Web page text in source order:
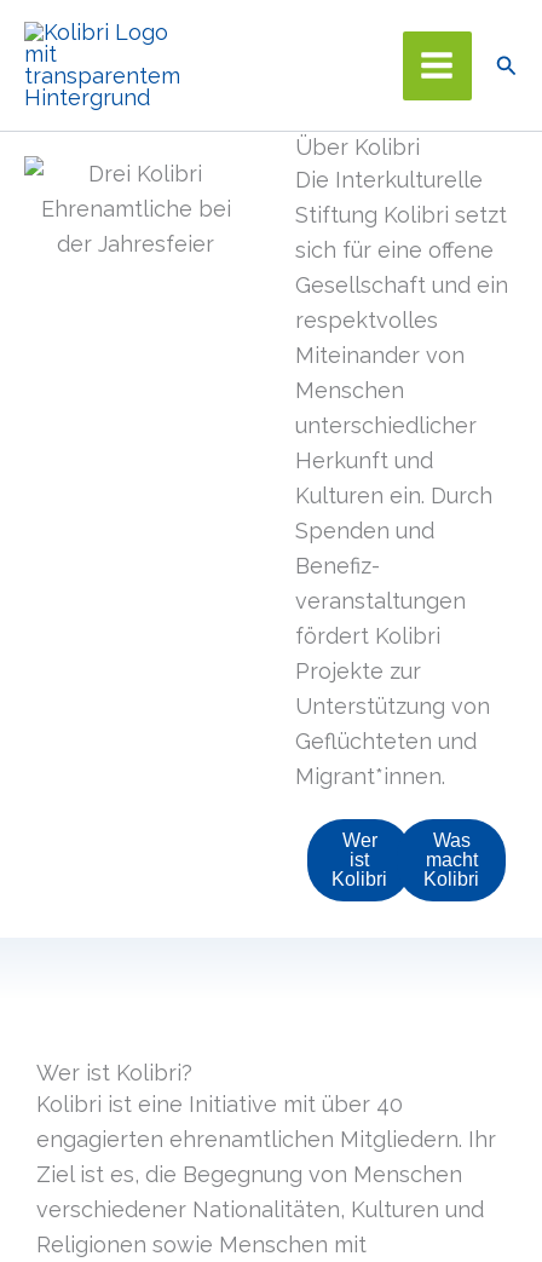
Zum
Inhalt
springen
Über Kolibri
Die Interkulturelle
Stiftung Kolibri setzt
sich für eine offene
Gesellschaft und ein
respektvolles
Miteinander von
Menschen
unterschiedlicher
Herkunft und
Kulturen ein. Durch
Spenden und
Benefiz­
veranstaltungen
fördert Kolibri
Projekte zur
Unterstützung von
Geflüchteten und
Migrant*innen.
Wer
ist
Kolibri
Was
macht
Kolibri
Wer ist Kolibri?
Kolibri ist eine Initiative mit über 40
engagierten ehrenamtlichen Mitgliedern. Ihr
Ziel ist es, die Begegnung von Menschen
verschiedener Nationalitäten, Kulturen und
Religionen sowie Menschen mit